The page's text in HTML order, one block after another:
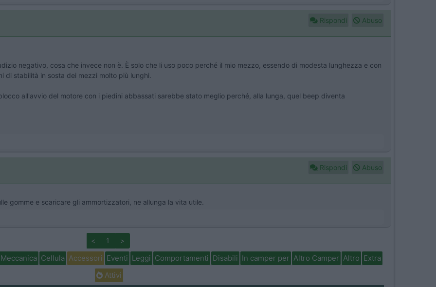
Rispondi Abuso
negativo, cosa che invece non è. È solo che li uso poco perché il mio mezzo, essendo di modesta lunghezza e con
di stabilità in sosta dei mezzi molto più lunghi.
all'avvio del motore con i piedini abbassati sarebbe stato meglio perché, alla lunga, quel beep diventa
Rispondi Abuso
gomme e scaricare gli ammortizzatori, ne allunga la vita utile.
< 1 >
Meccanica Cellula Accessori Eventi Leggi Comportamenti Disabili In camper per Altro Camper Altro Extra
Attivi